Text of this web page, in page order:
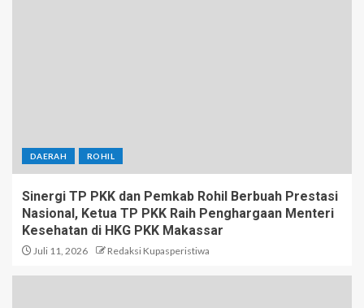
DAERAH ROHIL
Sinergi TP PKK dan Pemkab Rohil Berbuah Prestasi
Nasional, Ketua TP PKK Raih Penghargaan Menteri
Kesehatan di HKG PKK Makassar
Juli 11, 2026 Redaksi Kupasperistiwa